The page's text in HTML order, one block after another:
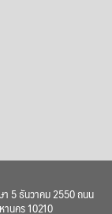
า 5 ธันวาคม 2550 ถนน
นคร 10210